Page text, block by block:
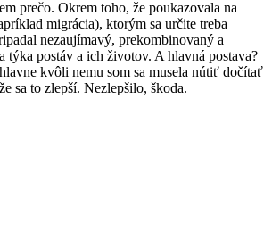
prečo. Okrem toho, že poukazovala na
migrácia), ktorým sa určite treba
nezaujímavý, prekombinovaný a
týka postáv a ich životov. A hlavná postava?
kvôli nemu som sa musela nútiť dočítať
sa to zlepší. Nezlepšilo, škoda.